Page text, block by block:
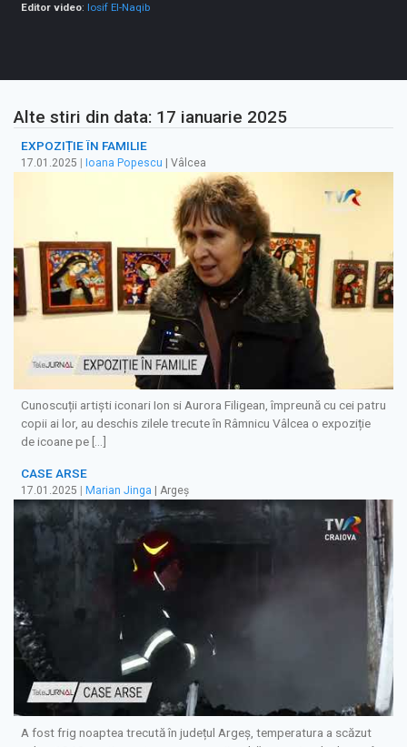
Editor video: Iosif El-Naqib
Alte stiri din data: 17 ianuarie 2025
EXPOZIȚIE ÎN FAMILIE
17.01.2025 Ioana Popescu | Vâlcea
Cunoscuții artiști iconari Ion si Aurora Filigean, împreună cu cei patru
copii ai lor, au deschis zilele trecute în Râmnicu Vâlcea o expoziție
de icoane pe […]
CASE ARSE
17.01.2025 | Marian Jinga | Argeș
A fost frig noaptea trecută în județul Argeș, temperatura a scăzut